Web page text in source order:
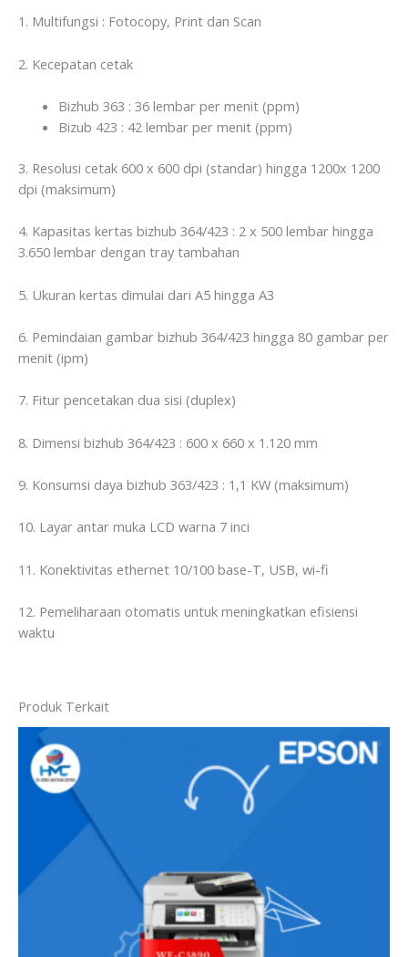
1. Multifungsi : Fotocopy, Print dan Scan
2. Kecepatan cetak
Bizhub 363 : 36 lembar per menit (ppm)
Bizub 423 : 42 lembar per menit (ppm)
3. Resolusi cetak 600 x 600 dpi (standar) hingga 1200x 1200
dpi (maksimum)
4. Kapasitas kertas bizhub 364/423 : 2 x 500 lembar hingga
3.650 lembar dengan tray tambahan
5. Ukuran kertas dimulai dari A5 hingga A3
6. Pemindaian gambar bizhub 364/423 hingga 80 gambar per
menit (ipm)
7. Fitur pencetakan dua sisi (duplex)
8. Dimensi bizhub 364/423 : 600 x 660 x 1.120 mm
9. Konsumsi daya bizhub 363/423 : 1,1 KW (maksimum)
10. Layar antar muka LCD warna 7 inci
11. Konektivitas ethernet 10/100 base-T, USB, wi-fi
12. Pemeliharaan otomatis untuk meningkatkan efisiensi
waktu
Produk Terkait